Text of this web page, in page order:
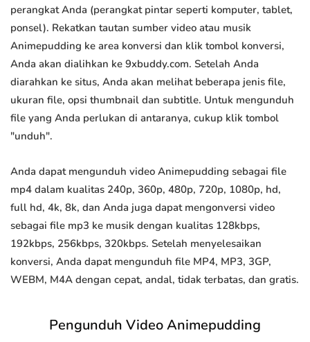
perangkat Anda (perangkat pintar seperti komputer, tablet,
ponsel). Rekatkan tautan sumber video atau musik
Animepudding ke area konversi dan klik tombol konversi,
Anda akan dialihkan ke 9xbuddy.com. Setelah Anda
diarahkan ke situs, Anda akan melihat beberapa jenis file,
ukuran file, opsi thumbnail dan subtitle. Untuk mengunduh
file yang Anda perlukan di antaranya, cukup klik tombol
"unduh".
Anda dapat mengunduh video Animepudding sebagai file
mp4 dalam kualitas 240p, 360p, 480p, 720p, 1080p, hd,
full hd, 4k, 8k, dan Anda juga dapat mengonversi video
sebagai file mp3 ke musik dengan kualitas 128kbps,
192kbps, 256kbps, 320kbps. Setelah menyelesaikan
konversi, Anda dapat mengunduh file MP4, MP3, 3GP,
WEBM, M4A dengan cepat, andal, tidak terbatas, dan gratis.
Pengunduh Video Animepudding